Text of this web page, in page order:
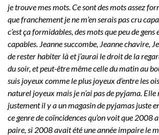
je trouve mes mots. Ce sont des mots assez
que franchement je ne m’en serais pas cru
c’est ça formidables, des mots que peu de gens
capables. Jeanne succombe, Jeanne chavire,
de rester habiter là et j’aurai le droit de la
du soir, et peut-être même celle du matin au
suis joyeux comme le plus joyeux d’entre les
naturel joyeux mais je n’ai pas de pyjama. Elle
justement il y a un magasin de pyjamas juste
ce genre de coïncidences qu’on voit que 2008
paire, si 2008 avait été une année impaire le